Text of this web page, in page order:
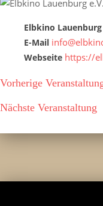
Elbkino Lauenburg
E-Mail
Webseite https://
Vorherige
Nächste Veranstaltung